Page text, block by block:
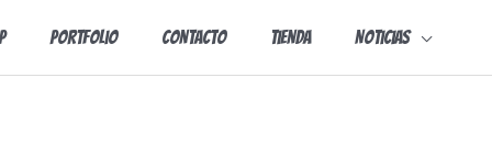
Portfolio Contacto Tienda Noticias